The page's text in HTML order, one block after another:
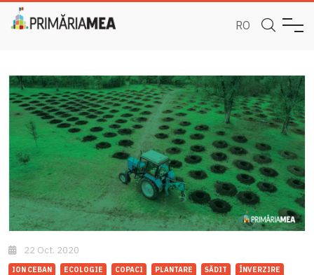
RO
22 Oct. 2020
ION CEBAN ECOLOGIE COPACI PLANTARE SĂDIT
ÎNVERZIRE